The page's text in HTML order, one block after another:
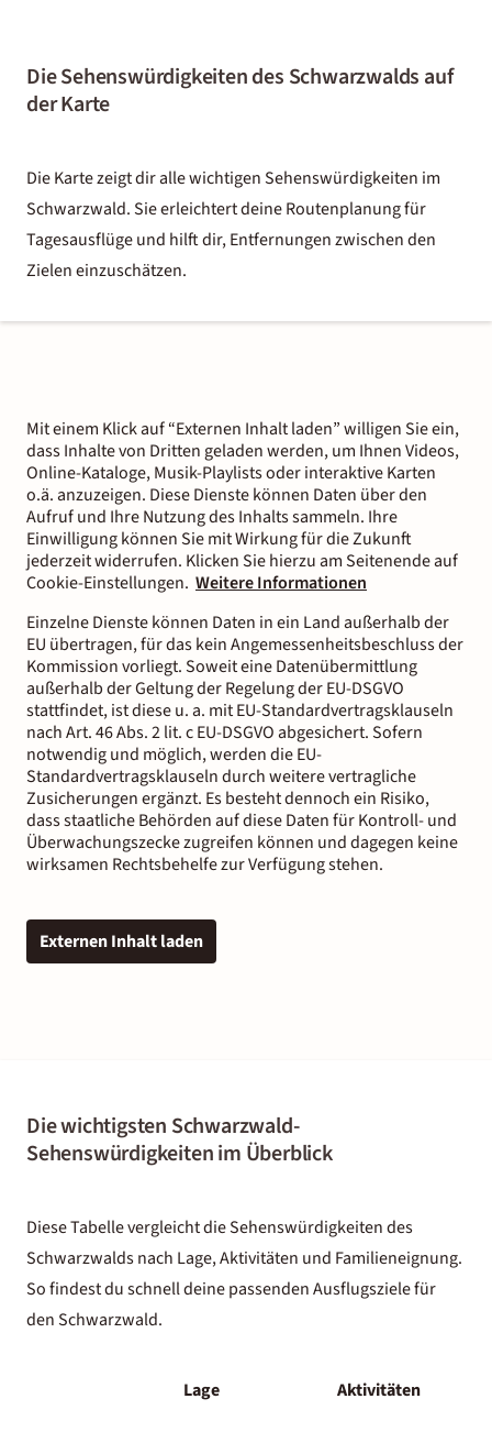
Die Sehenswürdigkeiten des Schwarzwalds auf
der Karte
Die Karte zeigt dir alle wichtigen Sehenswürdigkeiten im
Schwarzwald. Sie erleichtert deine Routenplanung für
Tagesausflüge und hilft dir, Entfernungen zwischen den
Zielen einzuschätzen.
Mit einem Klick auf “Externen Inhalt laden” willigen Sie ein,
dass Inhalte von Dritten geladen werden, um Ihnen Videos,
Online-Kataloge, Musik-Playlists oder interaktive Karten
o.ä. anzuzeigen. Diese Dienste können Daten über den
Aufruf und Ihre Nutzung des Inhalts sammeln. Ihre
Einwilligung können Sie mit Wirkung für die Zukunft
jederzeit widerrufen. Klicken Sie hierzu am Seitenende auf
Cookie-Einstellungen. Weitere Informationen
Einzelne Dienste können Daten in ein Land außerhalb der
EU übertragen, für das kein Angemessenheitsbeschluss der
Kommission vorliegt. Soweit eine Datenübermittlung
außerhalb der Geltung der Regelung der EU-DSGVO
stattfindet, ist diese u. a. mit EU-Standardvertragsklauseln
nach Art. 46 Abs. 2 lit. c EU-DSGVO abgesichert. Sofern
notwendig und möglich, werden die EU-
Standardvertragsklauseln durch weitere vertragliche
Zusicherungen ergänzt. Es besteht dennoch ein Risiko,
dass staatliche Behörden auf diese Daten für Kontroll- und
Überwachungszecke zugreifen können und dagegen keine
wirksamen Rechtsbehelfe zur Verfügung stehen.
Externen Inhalt laden
Die wichtigsten Schwarzwald-
Sehenswürdigkeiten im Überblick
Diese Tabelle vergleicht die Sehenswürdigkeiten des
Schwarzwalds nach Lage, Aktivitäten und Familieneignung.
So findest du schnell deine passenden Ausflugsziele für
den Schwarzwald.
Lage Aktivitäten